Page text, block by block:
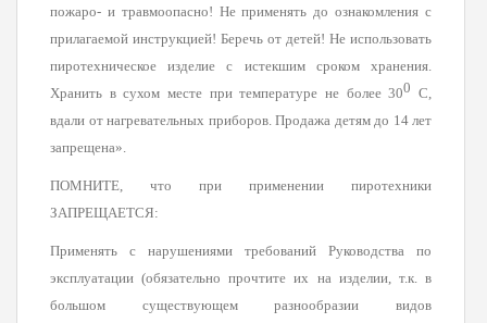
пожаро- и травмоопасно! Не применять до ознакомления с
прилагаемой инструкцией! Беречь от детей! Не использовать
пиротехническое изделие с истекшим сроком хранения.
Хранить в сухом месте при температуре не более 300 С,
вдали от нагревательных приборов. Продажа детям до 14 лет
запрещена».
ПОМНИТЕ, что при применении пиротехники
ЗАПРЕЩАЕТСЯ:
Применять с нарушениями требований Руководства по
эксплуатации (обязательно прочтите их на изделии, т.к. в
большом существующем разнообразии видов